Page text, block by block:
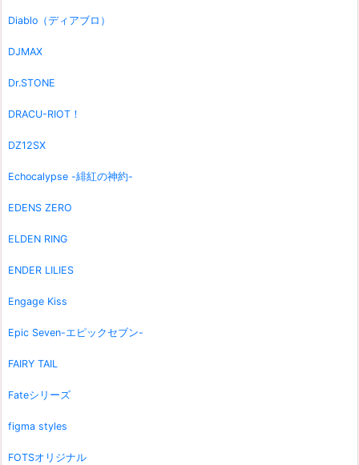
Diablo（ディアブロ）
DJMAX
Dr.STONE
DRACU-RIOT！
DZ12SX
Echocalypse -緋紅の神約-
EDENS ZERO
ELDEN RING
ENDER LILIES
Engage Kiss
Epic Seven-エピックセブン-
FAIRY TAIL
Fateシリーズ
figma styles
FOTSオリジナル